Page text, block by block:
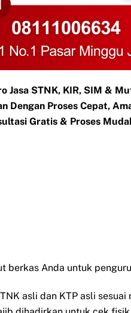
Jasa STNK, KIR, SIM &
Dengan Proses Cepat,
Gratis & Proses
Anda untuk
asli dan KTP asli